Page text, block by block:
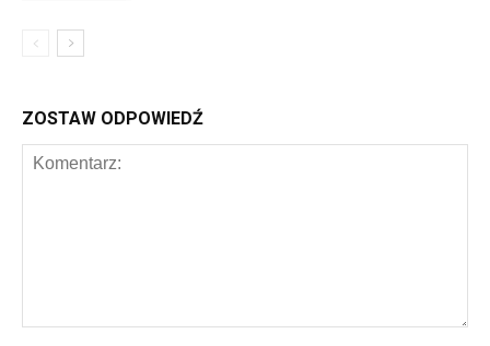
ZOSTAW ODPOWIEDŹ